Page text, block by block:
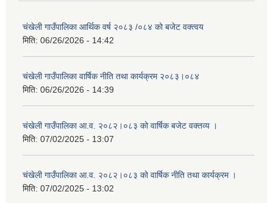
चंखेली गाउँपालिका आर्थिक वर्ष २०८३ /०८४ को बजेट वक्त्वय
मिति: 06/26/2026 - 14:42
चंखेली गाउँपालिका वार्षिक नीति तथा कार्यक्रम २०८३।०८४
मिति: 06/26/2026 - 14:39
चंखेली गाउँपालिका आ.व. २०८२।०८३ को वार्षिक बजेट वक्तव्य ।
मिति: 07/02/2025 - 13:07
चंखेली गाउँपालिका आ.व. २०८२।०८३ को वार्षिक नीति तथा कार्यक्रम ।
मिति: 07/02/2025 - 13:02